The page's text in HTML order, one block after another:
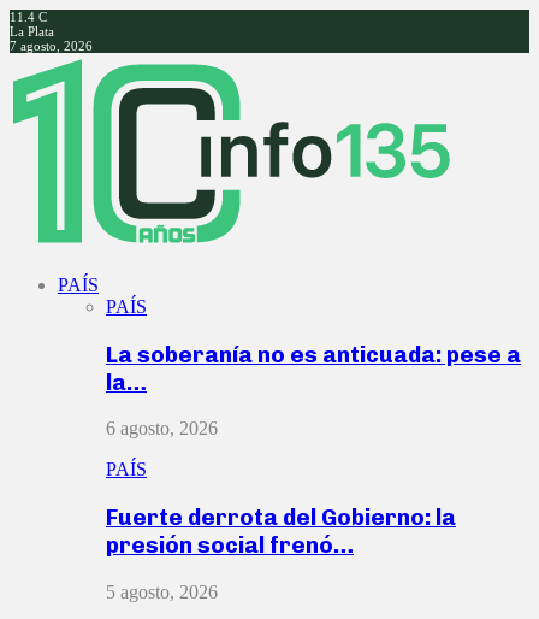
11.4 C
La Plata
7 agosto, 2026
Facebook
Twitter
Instagram
Youtube
PAÍS
PAÍS
La soberanía no es anticuada: pese a
la…
6 agosto, 2026
PAÍS
Fuerte derrota del Gobierno: la
presión social frenó…
5 agosto, 2026